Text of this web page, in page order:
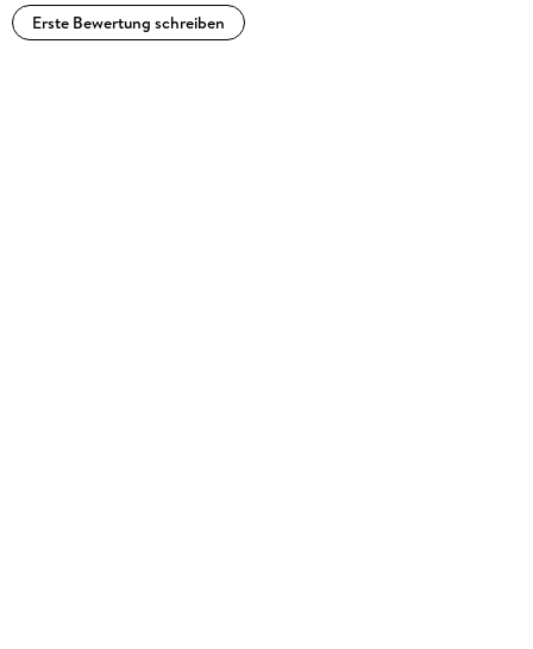
Erste Bewertung schreiben